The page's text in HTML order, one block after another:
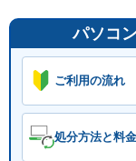
パソコ
ご利用の流れ
処分方法と料金